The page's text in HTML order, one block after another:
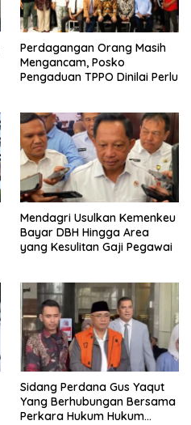
Perdagangan Orang Masih
Mengancam, Posko
Pengaduan TPPO Dinilai Perlu
Mendagri Usulkan Kemenkeu
Bayar DBH Hingga Area
yang Kesulitan Gaji Pegawai
Sidang Perdana Gus Yaqut
Yang Berhubungan Bersama
Perkara Hukum Hukum